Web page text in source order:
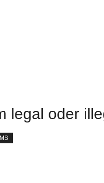
legal oder